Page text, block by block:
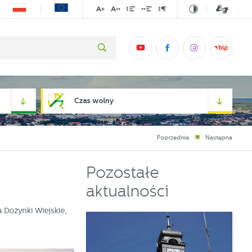
Czas wolny
Poprzednia Następna
Dożynki Wiejskie,
Pozostałe
aktualności